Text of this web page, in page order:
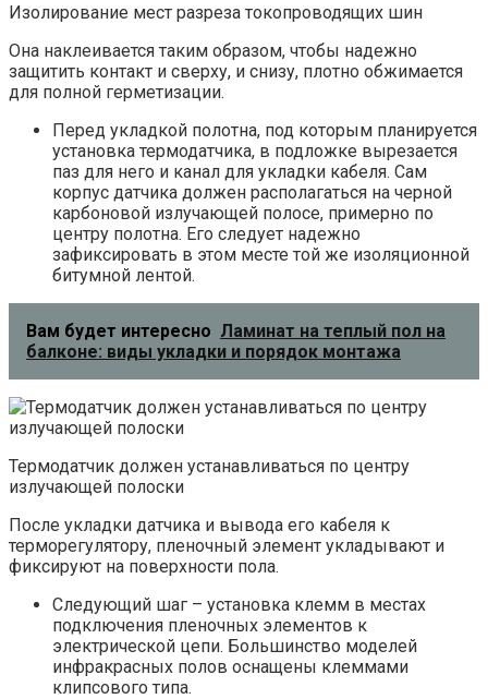
Изолирование мест разреза токопроводящих шин
Она наклеивается таким образом, чтобы надежно
защитить контакт и сверху, и снизу, плотно обжимается
для полной герметизации.
Перед укладкой полотна, под которым планируется
установка термодатчика, в подложке вырезается
паз для него и канал для укладки кабеля. Сам
корпус датчика должен располагаться на черной
карбоновой излучающей полосе, примерно по
центру полотна. Его следует надежно
зафиксировать в этом месте той же изоляционной
битумной лентой.
Вам будет интересно Ламинат на теплый пол на
балконе: виды укладки и порядок монтажа
Термодатчик должен устанавливаться по центру
излучающей полоски
После укладки датчика и вывода его кабеля к
терморегулятору, пленочный элемент укладывают и
фиксируют на поверхности пола.
Следующий шаг – установка клемм в местах
подключения пленочных элементов к
электрической цепи. Большинство моделей
инфракрасных полов оснащены клеммами
клипсового типа.